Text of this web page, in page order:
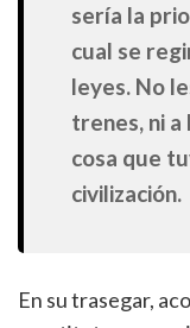
sería la
cual se
leyes. No
trenes, ni a
cosa que
civilización.
En su trasegar,